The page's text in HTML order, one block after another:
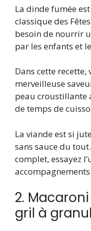
La dinde fumée
classique des
besoin de nourrir
par les enfants et
Dans cette
merveilleuse
peau croustillante
de temps de
La viande est si
sans sauce du
complet, essayez
2.
gril à